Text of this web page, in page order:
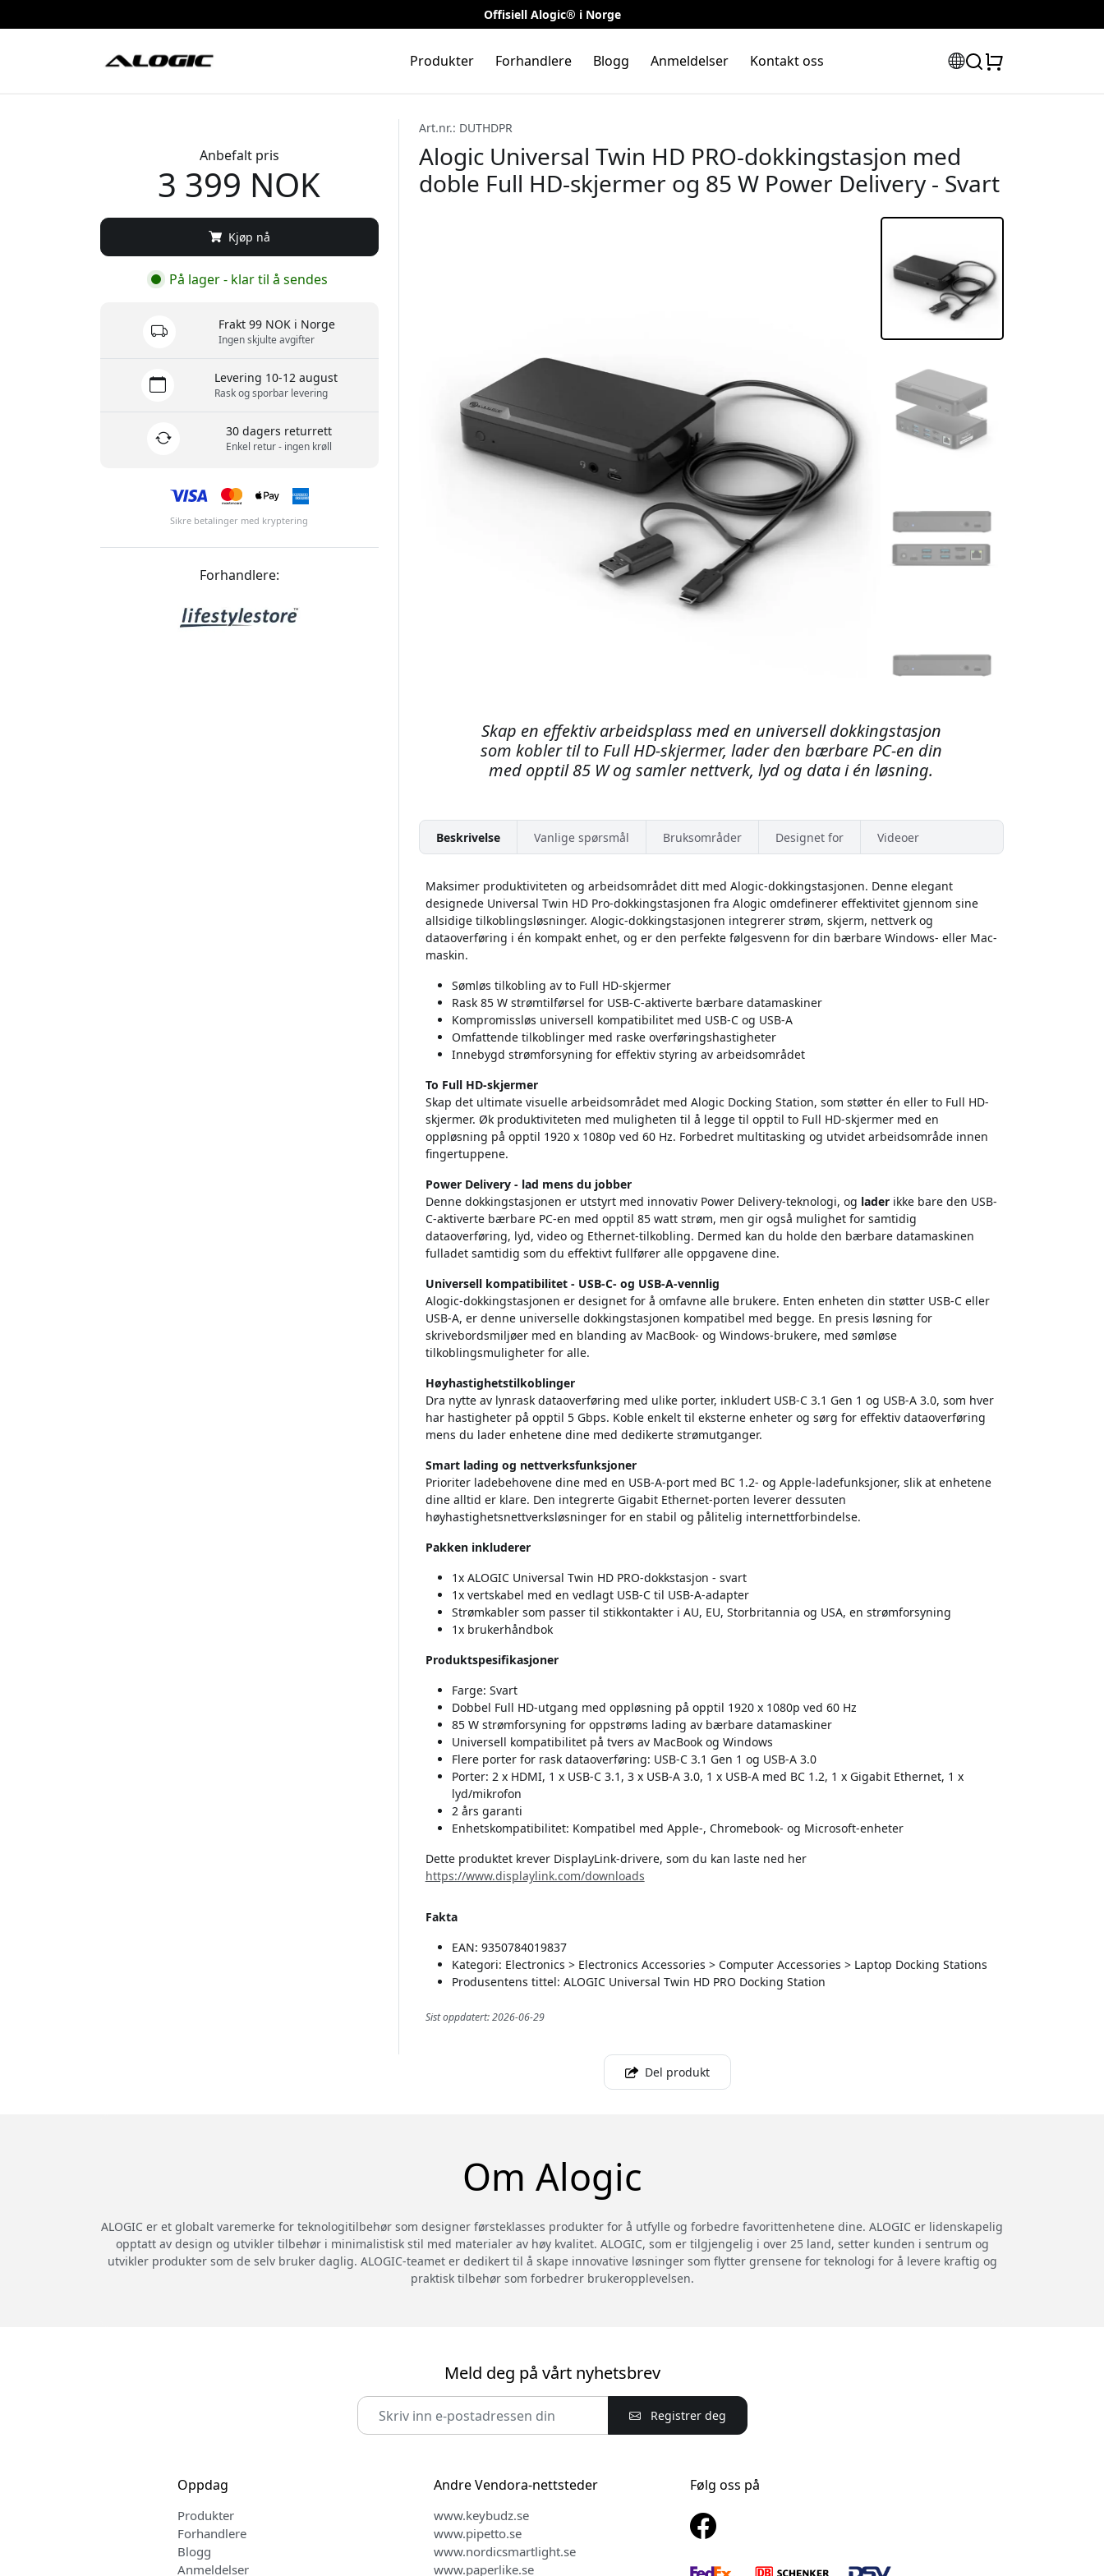
Offisiell Alogic® i Norge
Produkter Forhandlere Blogg Anmeldelser Kontakt oss
Art.nr.: DUTHDPR
Alogic Universal Twin HD PRO-dokkingstasjon med
doble Full HD-skjermer og 85 W Power Delivery - Svart
Skap en effektiv arbeidsplass med en universell dokkingstasjon
som kobler til to Full HD-skjermer, lader den bærbare PC-en din
med opptil 85 W og samler nettverk, lyd og data i én løsning.
Beskrivelse Vanlige spørsmål Bruksområder Designet for Videoer
Maksimer produktiviteten og arbeidsområdet ditt med Alogic-dokkingstasjonen. Denne elegant
designede Universal Twin HD Pro-dokkingstasjonen fra Alogic omdefinerer effektivitet gjennom sine
allsidige tilkoblingsløsninger. Alogic-dokkingstasjonen integrerer strøm, skjerm, nettverk og
dataoverføring i én kompakt enhet, og er den perfekte følgesvenn for din bærbare Windows- eller Mac-
maskin.
Sømløs tilkobling av to Full HD-skjermer
Rask 85 W strømtilførsel for USB-C-aktiverte bærbare datamaskiner
Kompromissløs universell kompatibilitet med USB-C og USB-A
Omfattende tilkoblinger med raske overføringshastigheter
Innebygd strømforsyning for effektiv styring av arbeidsområdet
To Full HD-skjermer
Skap det ultimate visuelle arbeidsområdet med Alogic Docking Station, som støtter én eller to Full HD-
skjermer. Øk produktiviteten med muligheten til å legge til opptil to Full HD-skjermer med en
oppløsning på opptil 1920 x 1080p ved 60 Hz. Forbedret multitasking og utvidet arbeidsområde innen
fingertuppene.
Power Delivery - lad mens du jobber
Denne dokkingstasjonen er utstyrt med innovativ Power Delivery-teknologi, og laderikke bare den USB-
C-aktiverte bærbare PC-en med opptil 85 watt strøm, men gir også mulighet for samtidig
dataoverføring, lyd, video og Ethernet-tilkobling. Dermed kan du holde den bærbare datamaskinen
fulladet samtidig som du effektivt fullfører alle oppgavene dine.
Universell kompatibilitet - USB-C- og USB-A-vennlig
Alogic-dokkingstasjonen er designet for å omfavne alle brukere. Enten enheten din støtter USB-C eller
USB-A, er denne universelle dokkingstasjonen kompatibel med begge. En presis løsning for
skrivebordsmiljøer med en blanding av MacBook- og Windows-brukere, med sømløse
tilkoblingsmuligheter for alle.
Høyhastighetstilkoblinger
Dra nytte av lynrask dataoverføring med ulike porter, inkludert USB-C 3.1 Gen 1 og USB-A 3.0, som hver
har hastigheter på opptil 5 Gbps. Koble enkelt til eksterne enheter og sørg for effektiv dataoverføring
mens du lader enhetene dine med dedikerte strømutganger.
Smart lading og nettverksfunksjoner
Prioriter ladebehovene dine med en USB-A-port med BC 1.2- og Apple-ladefunksjoner, slik at enhetene
dine alltid er klare. Den integrerte Gigabit Ethernet-porten leverer dessuten
høyhastighetsnettverksløsninger for en stabil og pålitelig internettforbindelse.
Pakken inkluderer
1x ALOGIC Universal Twin HD PRO-dokkstasjon - svart
1x vertskabel med en vedlagt USB-C til USB-A-adapter
Strømkabler som passer til stikkontakter i AU, EU, Storbritannia og USA, en strømforsyning
1x brukerhåndbok
Produktspesifikasjoner
Farge: Svart
Dobbel Full HD-utgang med oppløsning på opptil 1920 x 1080p ved 60 Hz
85 W strømforsyning for oppstrøms lading av bærbare datamaskiner
Universell kompatibilitet på tvers av MacBook og Windows
Flere porter for rask dataoverføring: USB-C 3.1 Gen 1 og USB-A 3.0
Porter: 2 x HDMI, 1 x USB-C 3.1, 3 x USB-A 3.0, 1 x USB-A med BC 1.2, 1 x Gigabit Ethernet, 1 x
lyd/mikrofon
2 års garanti
Enhetskompatibilitet: Kompatibel med Apple-, Chromebook- og Microsoft-enheter
Dette produktet krever DisplayLink-drivere, som du kan laste ned her
https://www.displaylink.com/downloads
Fakta
EAN: 9350784019837
Kategori: Electronics > Electronics Accessories > Computer Accessories > Laptop Docking Stations
Produsentens tittel: ALOGIC Universal Twin HD PRO Docking Station
Sist oppdatert: 2026-06-29
Anbefalt pris
3 399 NOK
Kjøp nå
På lager - klar til å sendes
Frakt 99 NOK i Norge
Ingen skjulte avgifter
Levering 10-12 august
Rask og sporbar levering
30 dagers returrett
Enkel retur - ingen krøll
Sikre betalinger med kryptering
Forhandlere:
Del produkt
Om Alogic
ALOGIC er et globalt varemerke for teknologitilbehør som designer førsteklasses produkter for å utfylle og forbedre favorittenhetene dine. ALOGIC er lidenskapelig
opptatt av design og utvikler tilbehør i minimalistisk stil med materialer av høy kvalitet. ALOGIC, som er tilgjengelig i over 25 land, setter kunden i sentrum og
utvikler produkter som de selv bruker daglig. ALOGIC-teamet er dedikert til å skape innovative løsninger som flytter grensene for teknologi for å levere kraftig og
praktisk tilbehør som forbedrer brukeropplevelsen.
Meld deg på vårt nyhetsbrev
Registrer deg
Oppdag
Produkter
Forhandlere
Blogg
Anmeldelser
Andre Vendora-nettsteder
www.keybudz.se
www.pipetto.se
www.nordicsmartlight.se
www.paperlike.se
Følg oss på